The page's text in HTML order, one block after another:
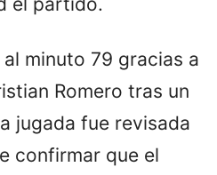
minuto 79 gracias a
Romero tras un
jugada fue revisada
confirmar que el